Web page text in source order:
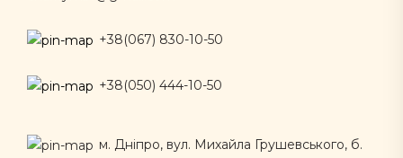
+38(067) 830-10-50
+38(050) 444-10-50
м. Дніпро, вул. Михайла Грушевського, б.